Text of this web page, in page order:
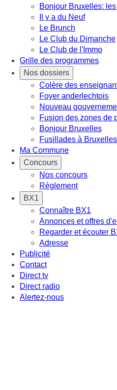
Bonjour Bruxelles:
Il y a du Neuf
Le Brunch
Le Club du Dimanche
Le Club de l'Immo
Grille des programmes
Nos dossiers
Colère des
Foyer anderlechtois
Nouveau
Fusion des zones de
Bonjour Bruxelles
Fusillades à Bruxelles
Ma Commune
Concours
Nos concours
Règlement
BX1
Connaître BX1
Annonces et offres
Regarder et écouter
Adresse
Publicité
Contact
Direct tv
Direct radio
Alertez-nous